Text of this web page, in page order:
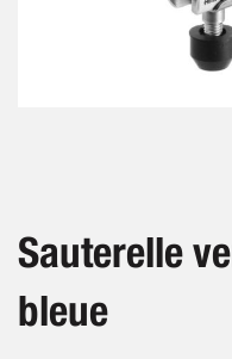
beginning
of
images
Sauterelle
bleue